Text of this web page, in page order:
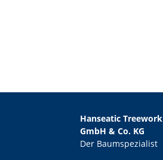
Hanseatic Treework
GmbH & Co. KG
Der Baumspezialist